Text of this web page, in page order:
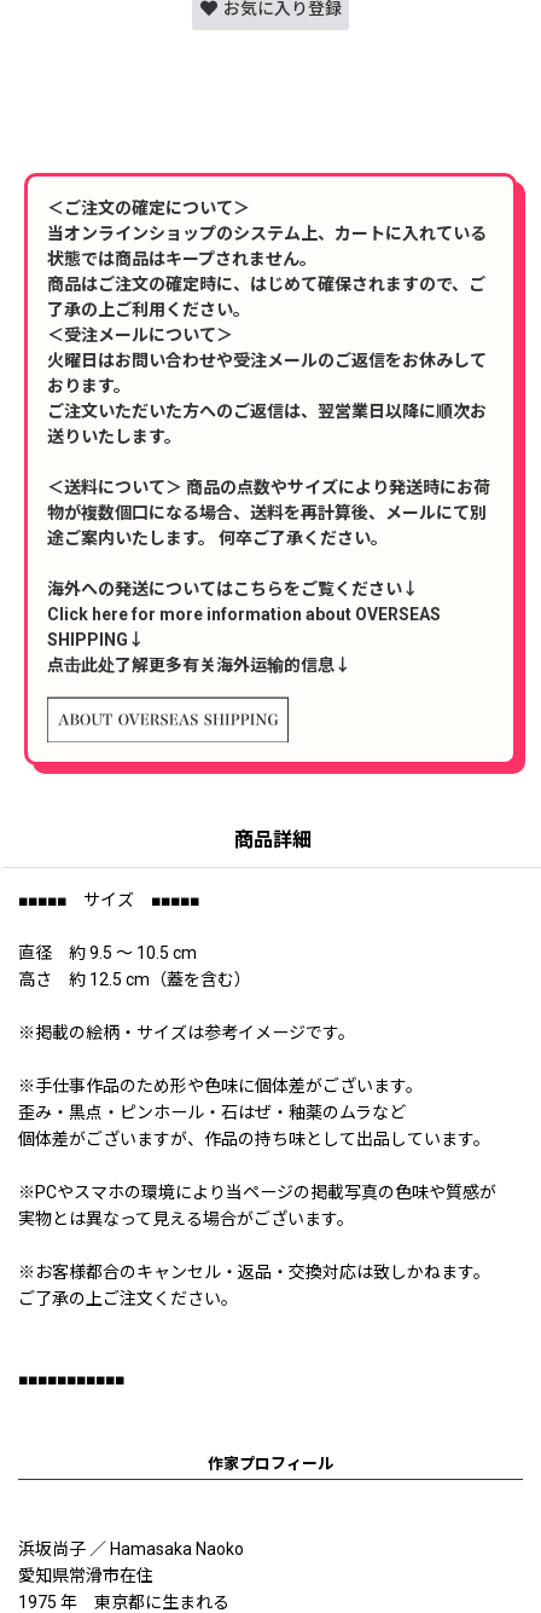
お気に入り登録
＜ご注文の確定について＞
当オンラインショップのシステム上、カートに入れている
状態では商品はキープされません。
商品はご注文の確定時に、はじめて確保されますので、ご
了承の上ご利用ください。
＜受注メールについて＞
火曜日はお問い合わせや受注メールのご返信をお休みして
おります。
ご注文いただいた方へのご返信は、翌営業日以降に順次お
送りいたします。
＜送料について＞ 商品の点数やサイズにより発送時にお荷
物が複数個口になる場合、送料を再計算後、メールにて別
途ご案内いたします。 何卒ご了承ください。
海外への発送についてはこちらをご覧ください↓
Click here for more information about OVERSEAS
SHIPPING↓
点击此处了解更多有关海外运输的信息↓
商品詳細
■■■■■ サイズ ■■■■■
直径 約 9.5 〜 10.5 cm
高さ 約 12.5 cm（蓋を含む）
※掲載の絵柄・サイズは参考イメージです。
※手仕事作品のため形や色味に個体差がございます。
歪み・黒点・ピンホール・石はぜ・釉薬のムラなど
個体差がございますが、作品の持ち味として出品しています。
※PCやスマホの環境により当ページの掲載写真の色味や質感が
実物とは異なって見える場合がございます。
※お客様都合のキャンセル・返品・交換対応は致しかねます。
ご了承の上ご注文ください。
■■■■■■■■■■■
作家プロフィール
浜坂尚子 ／ Hamasaka Naoko
愛知県常滑市在住
1975 年 東京都に生まれる